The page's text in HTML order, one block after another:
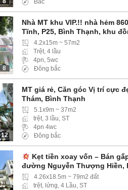
Bắc
8
Nhà MT khu VIP.!! nhà hẻm
Tĩnh, P25, Bình Thạnh, khu
4.2x15m ~ 57m2
Trệt, 4 lầu
4pn, 5wc
Đông bắc
12
MT giá rẻ, Căn góc Vị trí cực
Thám, Bình Thạnh
5.1x9m ~ 37m2
trệt, 3 lầu, ST
4pn 4wc
Đông bắc
Kẹt tiền xoay vốn – Bán
đường Nguyễn Thượng Hiền,
4.26x18.5m ~ 79m2 đất
trệt, lửng, 4 Lầu, ST